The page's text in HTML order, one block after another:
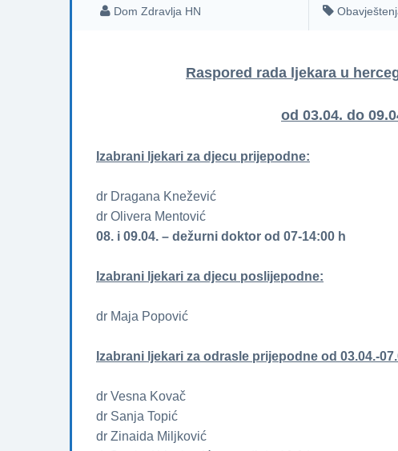
Dom Zdravlja HN
Raspored rada ljekara u
od 03.04. do
Izabrani ljekari za djecu prijepodne:
dr Dragana Knežević
dr Olivera Mentović
08. i 09.04. – dežurni doktor od 07-14:00 h
Izabrani ljekari za djecu poslijepodne:
dr Maja Popović
Izabrani ljekari za odrasle prijepodne od 03.04.-
dr Vesna Kovač
dr Sanja Topić
dr Zinaida Miljković